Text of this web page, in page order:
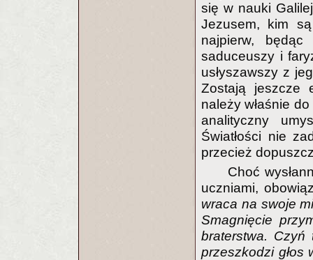
się w nauki
Jezusem, kim
najpierw, będąc
saduceuszy i
usłyszawszy z
Zostają jeszcze
należy właśnie
analityczny
Światłości nie
przecież
Choć
uczniami,
wraca na swoje
Smagnięcie
braterstwa.
przeszkodzi głos